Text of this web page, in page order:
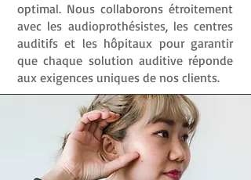
optimal. Nous collaborons étroitement
avec les audioprothésistes, les centres
auditifs et les hôpitaux pour garantir
que chaque solution auditive réponde
aux exigences uniques de nos clients.